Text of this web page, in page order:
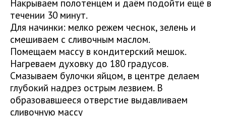
Накрываем полотенцем и даём подойти ещё в
течении 30 минут.
Для начинки: мелко режем чеснок, зелень и
смешиваем с сливочным маслом.
Помещаем массу в кондитерский мешок.
Нагреваем духовку до 180 градусов.
Смазываем булочки яйцом, в центре делаем
глубокий надрез острым лезвием. В
образовавшееся отверстие выдавливаем
сливочную массу